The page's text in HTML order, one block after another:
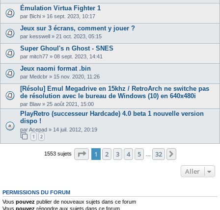
Émulation Virtua Fighter 1
par Bichi » 16 sept. 2023, 10:17
Jeux sur 3 écrans, comment y jouer ?
par kesswell » 21 oct. 2023, 05:15
Super Ghoul's n Ghost - SNES
par mitch77 » 08 sept. 2023, 14:41
Jeux naomi format .bin
par Medcbr » 15 nov. 2020, 11:26
[Résolu] Emul Megadrive en 15khz / RetroArch ne switche pas
de résolution avec le bureau de Windows (10) en 640x480i
par Blaw » 25 août 2021, 15:00
PlayRetro (successeur Hardcade) 4.0 beta 1 nouvelle version
dispo !
parAcepad » 14 juil. 2012, 20:19
1 2
1553 sujets Page 1sur32
1 2 3 4 5 32
Aller
PERMISSIONS DU FORUM
Vous pouvez publier de nouveaux sujets dans ce forum
Vous pouvez répondre aux sujets dans ce forum